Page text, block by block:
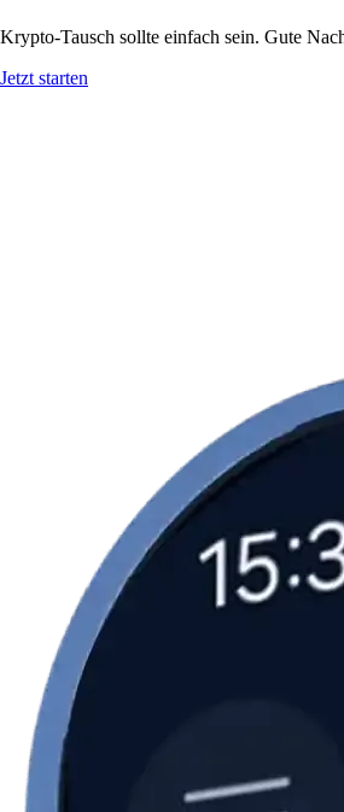
Krypto-Tausch sollte einfach sein. Gute
Jetzt starten